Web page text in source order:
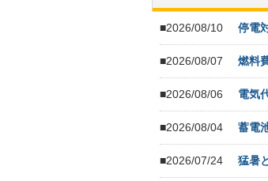
■2026/08/10 停電
■2026/08/07 燃料
■2026/08/06 電気
■2026/08/04 蓄電
■2026/07/24 猛暑